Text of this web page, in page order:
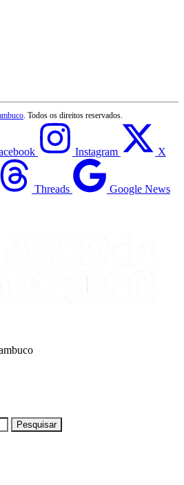
. Todos os direitos reservados.
Instagram X
Threads Google News
Pesquisar